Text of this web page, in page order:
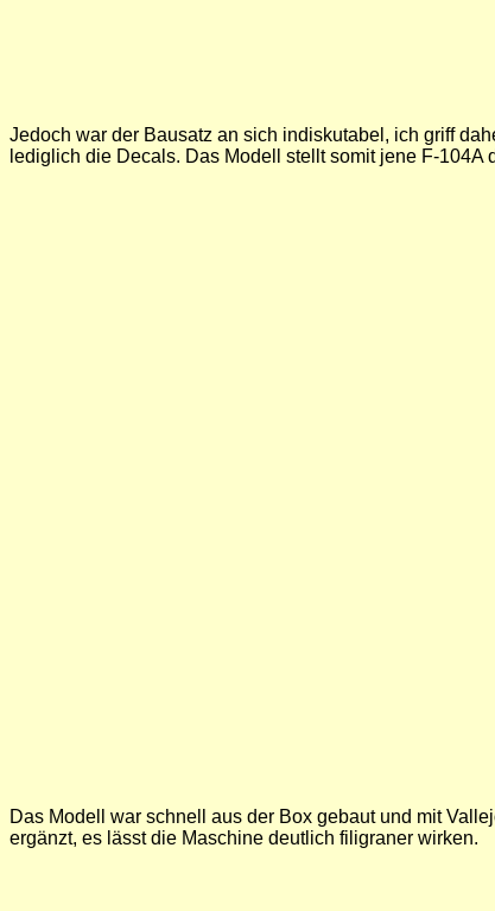
Jedoch war der Bausatz an sich indiskutabel, ich griff
lediglich die Decals. Das Modell stellt somit jene F-
Das Modell war schnell aus der Box gebaut und mit
ergänzt, es lässt die Maschine deutlich filigraner wirken.